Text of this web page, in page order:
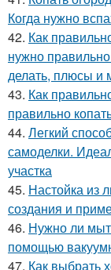
Когда нужно
42. Как
нужно правильно
делать, плюсы и
43. Как
правильно
44. Легкий
самоделки.
участка
45. Настойка из
создания и
46. Нужно ли
помощью
47. Как выбрать